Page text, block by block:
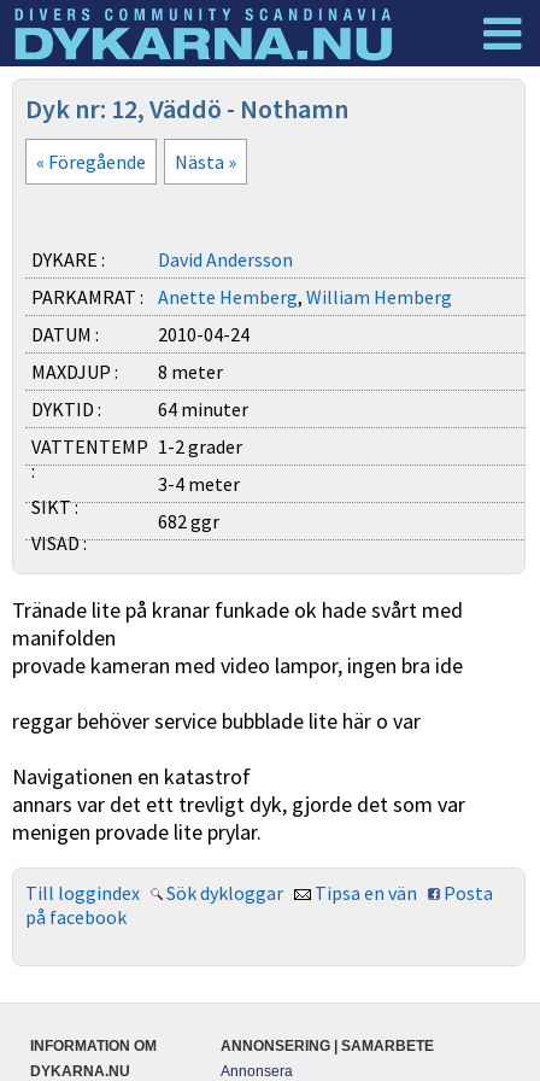
Dyknyheter
Dyk nr: 12, Väddö - Nothamn
« Föregående Nästa »
DYKARE :
David Andersson
PARKAMRAT :
Anette Hemberg, William Hemberg
DATUM :
2010-04-24
MAXDJUP :
8 meter
DYKTID :
64 minuter
VATTENTEMP
:
1-2 grader
SIKT :
3-4 meter
VISAD :
682 ggr
Tränade lite på kranar funkade ok hade svårt med
manifolden
provade kameran med video lampor, ingen bra ide
reggar behöver service bubblade lite här o var
Navigationen en katastrof
annars var det ett trevligt dyk, gjorde det som var
menigen provade lite prylar.
Till loggindex Sök dykloggar Tipsa en vän
Posta
på facebook
INFORMATION OM
DYKARNA.NU
ANNONSERING | SAMARBETE
Annonsera